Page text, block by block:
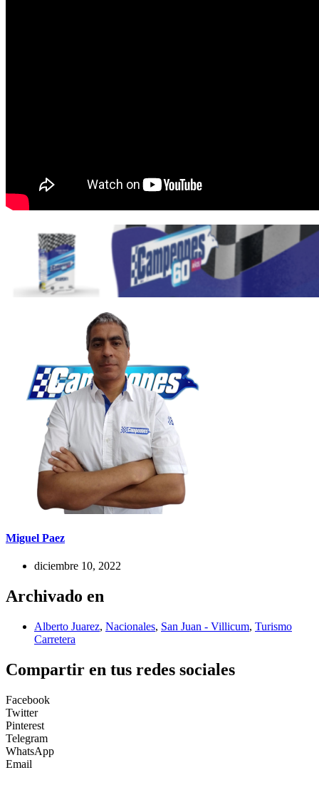
Miguel Paez
diciembre 10, 2022
Archivado en
Alberto Juarez, Nacionales, San Juan - Villicum, Turismo
Carretera
Compartir en tus redes sociales
Facebook
Twitter
Pinterest
Telegram
WhatsApp
Email